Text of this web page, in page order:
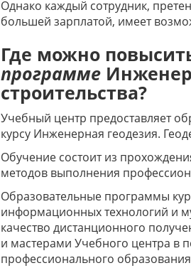
Однако каждый сотрудник,
большей зарплатой, имеет
Где можно
программе
строительства?
Учебный центр предоставляет
курсу Инженерная геодезия.
Обучение состоит из
методов выполнения
Образовательные программы
информационных технологий и
качество дистанционного
и мастерами Учебного центра в
профессионального